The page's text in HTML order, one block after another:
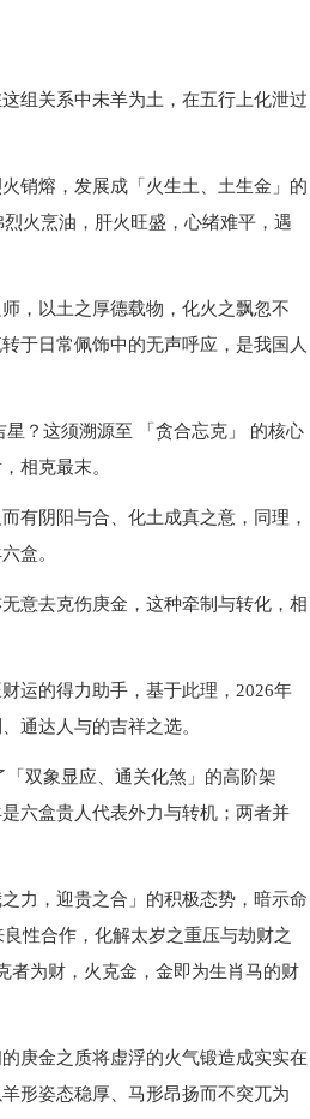
组关系中未羊为土，在五行上化泄过
销熔，发展成「火生土、土生金」的
火烹油，肝火旺盛，心绪难平，遇
，以土之厚德载物，化火之飘忽不
于日常佩饰中的无声呼应，是我国人
？这须溯源至 「贪合忘克」 的核心
相克最末。
有阴阳与合、化土成真之意，同理，
盒。
意去克伤庚金，这种牵制与转化，相
运的得力助手，基于此理，2026年
通达人与的吉祥之选。
双象显应、通关化煞」的高阶架
六盒贵人代表外力与转机；两者并
力，迎贵之合」的积极态势，暗示命
性合作，化解太岁之重压与劫财之
者为财，火克金，金即为生肖马的财
庚金之质将虚浮的火气锻造成实实在
形姿态稳厚、马形昂扬而不突兀为